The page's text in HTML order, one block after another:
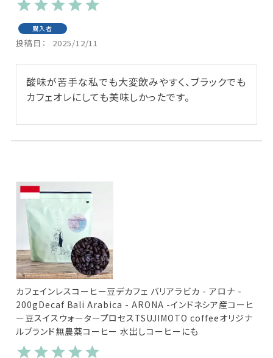
購入者
投稿日 2025/12/11
酸味が苦手な私でも大変飲みやすく、ブラックでも
カフェオレにしても美味しかったです。
カフェインレスコーヒー豆デカフェ バリアラビカ - アロナ -
200gDecaf Bali Arabica - ARONA -インドネシア産コーヒ
ー豆スイスウォータープロセスTSUJIMOTO coffeeオリジナ
ルブランド無農薬コーヒー 水出しコーヒーにも